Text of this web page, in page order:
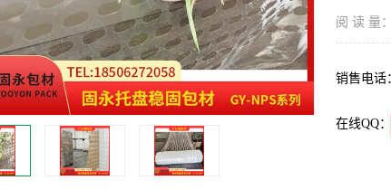
阅 读 量：
销售电话
在线QQ：